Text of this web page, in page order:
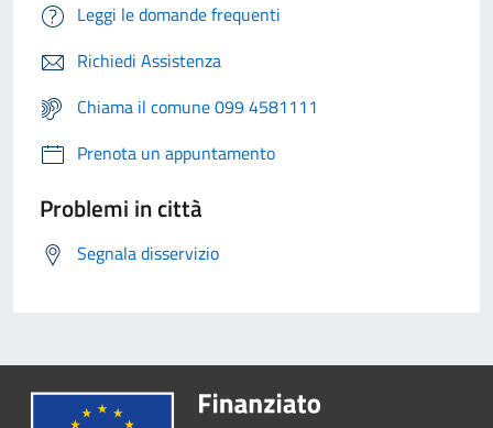
Leggi le domande frequenti
Richiedi Assistenza
Chiama il comune 099 4581111
Prenota un appuntamento
Problemi in città
Segnala disservizio